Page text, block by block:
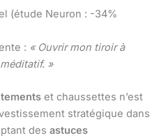
(étude Neuron : -34%
: « Ouvrir mon tiroir à
»
et chaussettes n’est
stratégique dans
des astuces